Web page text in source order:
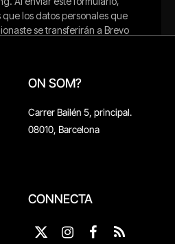
ON SOM?
Carrer Bailén 5, principal.
08010, Barcelona
CONNECTA
X
InstagramFacebook
RSS